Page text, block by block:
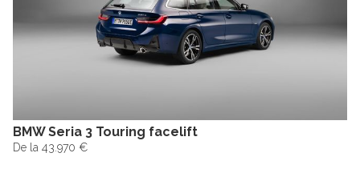
BMW Seria 3 Touring facelift
De la 43.970 €